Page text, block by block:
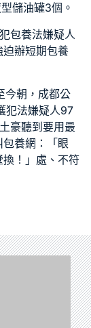
儲油罐3個。
包養法嫌疑人
迫辦短期包養
今朝，成都公
犯法嫌疑人97
豪聽到要用最
包養網 ：「眼
換！」處、不符